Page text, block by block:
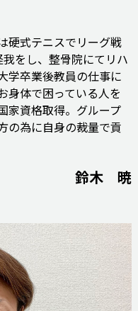
硬式テニスでリーグ戦
をし、整骨院にてリハ
学卒業後教員の仕事に
身体で困っている人を
家資格取得。グループ
の為に自身の裁量で貢
鈴木 暁